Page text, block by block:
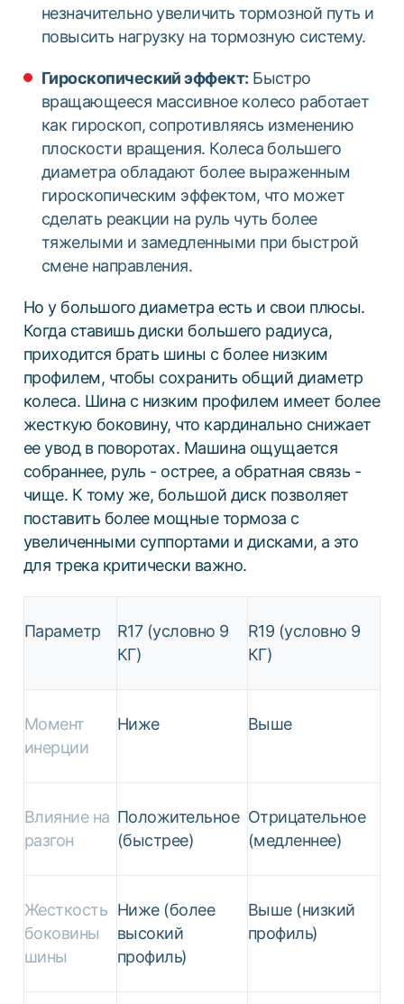
незначительно увеличить тормозной путь и
повысить нагрузку на тормозную систему.
Гироскопический эффект: Быстро
вращающееся массивное колесо работает
как гироскоп, сопротивляясь изменению
плоскости вращения. Колеса большего
диаметра обладают более выраженным
гироскопическим эффектом, что может
сделать реакции на руль чуть более
тяжелыми и замедленными при быстрой
смене направления.
Но у большого диаметра есть и свои плюсы.
Когда ставишь диски большего радиуса,
приходится брать шины с более низким
профилем, чтобы сохранить общий диаметр
колеса. Шина с низким профилем имеет более
жесткую боковину, что кардинально снижает
ее увод в поворотах. Машина ощущается
собраннее, руль - острее, а обратная связь -
чище. К тому же, большой диск позволяет
поставить более мощные тормоза с
увеличенными суппортами и дисками, а это
для трека критически важно.
Параметр
R17 (условно 9
КГ)
R19 (условно 9
КГ)
Момент
инерции
Ниже Выше
Влияние на
разгон
Положительное
(быстрее)
Отрицательное
(медленнее)
Жесткость
боковины
шины
Ниже (более
высокий
профиль)
Выше (низкий
профиль)